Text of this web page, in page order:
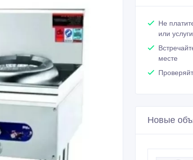
Не
или услуги
месте
Новые